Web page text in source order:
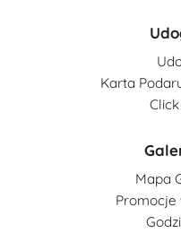
Karta
Mapa
Promocje